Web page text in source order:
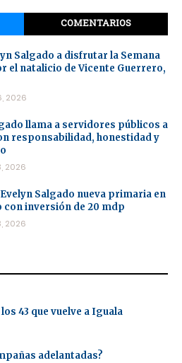
COMENTARIOS
Salgado a disfrutar la Semana
el natalicio de Vicente Guerrero,
2026
llama a servidores públicos a
responsabilidad, honestidad y
2026
Salgado nueva primaria en
con inversión de 20 mdp
2026
43 que vuelve a Iguala
adelantadas?